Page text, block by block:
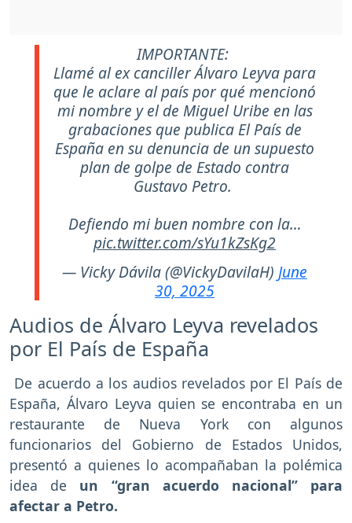
IMPORTANTE:
Llamé al ex canciller Álvaro Leyva para
que le aclare al país por qué mencionó
mi nombre y el de Miguel Uribe en las
grabaciones que publica El País de
España en su denuncia de un supuesto
plan de golpe de Estado contra
Gustavo Petro.
Defiendo mi buen nombre con la…
pic.twitter.com/sYu1kZsKg2
— Vicky Dávila (@VickyDavilaH) June
30, 2025
Audios de Álvaro Leyva revelados
por El País de España
De acuerdo a los audios revelados por El País de
España, Álvaro Leyva quien se encontraba en un
restaurante de Nueva York con algunos
funcionarios del Gobierno de Estados Unidos,
presentó a quienes lo acompañaban la polémica
idea de un “gran acuerdo nacional” para
afectar a Petro.